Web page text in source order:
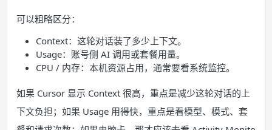
可以粗略区分：
Context：这轮对话装了多少上下文。
Usage：账号侧 AI 调用或套餐用量。
CPU / 内存：本机资源占用，通常要看系统监控。
如果 Cursor 显示 Context 很高，重点是减少这轮对话的上
下文负担；如果 Usage 用得快，重点是看模型、模式、套